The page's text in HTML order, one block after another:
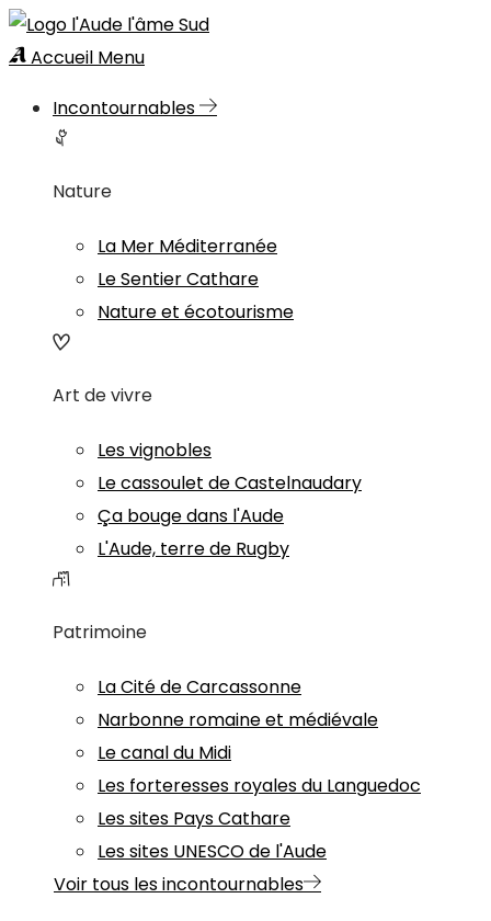
Accueil Menu
Incontournables
Nature
La Mer Méditerranée
Le Sentier Cathare
Nature et écotourisme
Art de vivre
Les vignobles
Le cassoulet de Castelnaudary
Ça bouge dans l'Aude
L'Aude, terre de Rugby
Patrimoine
La Cité de Carcassonne
Narbonne romaine et médiévale
Le canal du Midi
Les forteresses royales du Languedoc
Les sites Pays Cathare
Les sites UNESCO de l'Aude
Voir tous les incontournables